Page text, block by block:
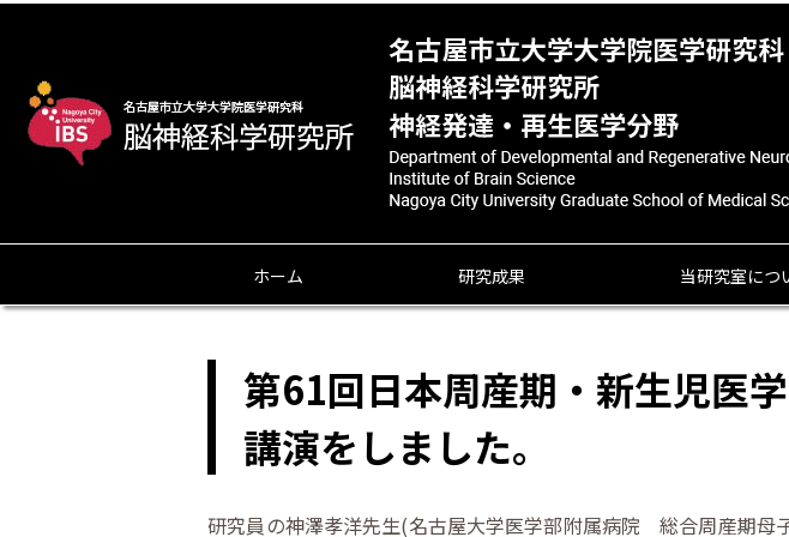
ホーム 研究成果 当研究室につ
第61回日本周産期・新生児医
講演をしました。
研究員の神澤孝洋先生(名古屋大学医学部附属病院 総合周産期